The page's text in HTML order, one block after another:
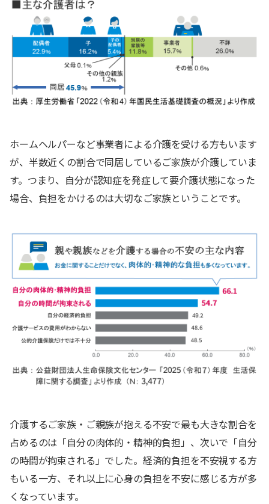
ホームヘルパーなど事業者による介護を受ける方もいます
が、半数近くの割合で同居しているご家族が介護していま
す。つまり、自分が認知症を発症して要介護状態になった
場合、負担をかけるのは大切なご家族ということです。
介護するご家族・ご親族が抱える不安で最も大きな割合を
占めるのは「自分の肉体的・精神的負担」、次いで「自分
の時間が拘束される」でした。経済的負担を不安視する方
もいる一方、それ以上に心身の負担を不安に感じる方が多
くなっています。